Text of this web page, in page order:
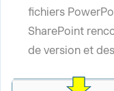
fichiers
SharePoint
de version et